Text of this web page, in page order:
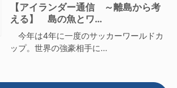
【アイランダー通信 ～離島から考
える】 島の魚とワ…
今年は4年に一度のサッカーワールドカ
ップ。世界の強豪相手に…